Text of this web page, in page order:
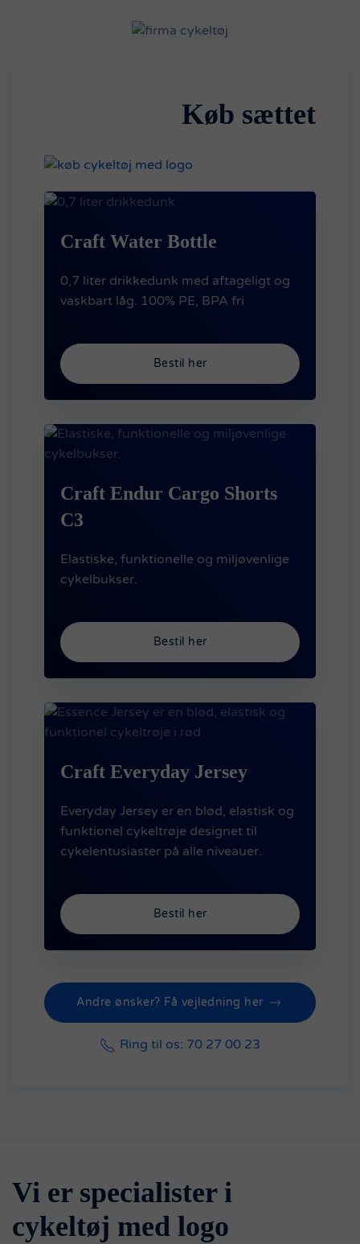
Køb sættet
Craft Water Bottle
0,7 liter drikkedunk med aftageligt og
vaskbart låg. 100% PE, BPA fri
Bestil her
Craft Endur Cargo Shorts
C3
Elastiske, funktionelle og miljøvenlige
cykelbukser.
Bestil her
Craft Everyday Jersey
Everyday Jersey er en blød, elastisk og
funktionel cykeltrøje designet til
cykelentusiaster på alle niveauer.
Bestil her
Andre ønsker? Få vejledning her
Ring til os: 70 27 00 23
Vi er specialister i
cykeltøj med logo